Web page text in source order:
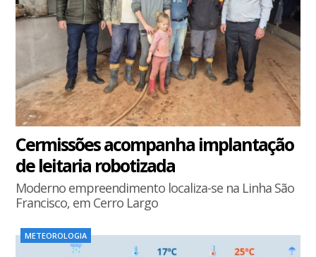
Cermissões acompanha implantação
de leitaria robotizada
Moderno empreendimento localiza-se na Linha São
Francisco, em Cerro Largo
METEOROLOGIA